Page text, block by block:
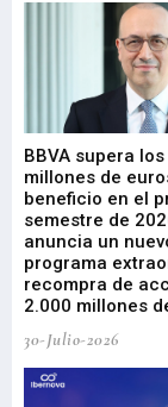
BBVA supera
millones de
beneficio en el
semestre de
anuncia un
programa
recompra de
2.000 millones
30-Julio-2026